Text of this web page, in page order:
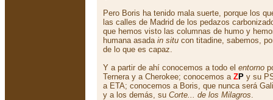
Pero Boris ha tenido mala suerte, porque los
las calles de Madrid de los pedazos
que hemos visto las columnas de humo y
humana asada in situ con titadine, sabemos,
de lo que es capaz.
Y a partir de ahí conocemos a todo el entorno
Ternera y a Cherokee; conocemos a ZP y su
a ETA; conocemos a Boris, que nunca será
y a los demás, su Corte... de los Milagros.